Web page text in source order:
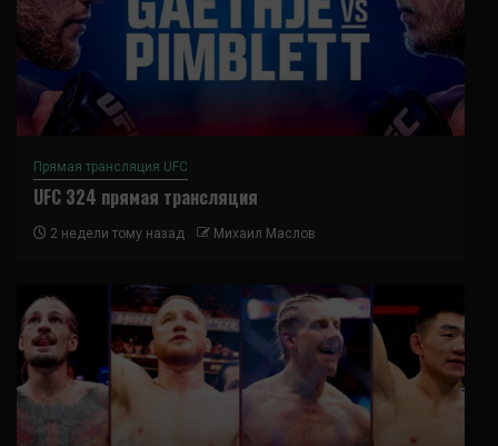
Прямая трансляция UFC
UFC 324 прямая трансляция
2 недели тому назад Михаил Маслов